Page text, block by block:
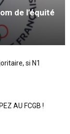
de l’équité
si N1
AU FCGB !